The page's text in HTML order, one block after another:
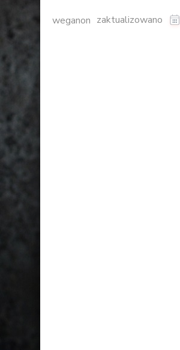
weganon zaktualizowano